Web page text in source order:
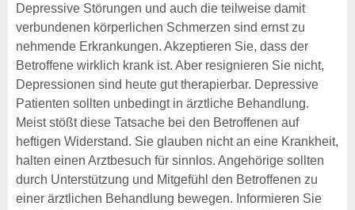
Depressive Störungen und auch die teilweise damit
verbundenen körperlichen Schmerzen sind ernst zu
nehmende Erkrankungen. Akzeptieren Sie, dass der
Betroffene wirklich krank ist. Aber resignieren Sie nicht,
Depressionen sind heute gut therapierbar. Depressive
Patienten sollten unbedingt in ärztliche Behandlung.
Meist stößt diese Tatsache bei den Betroffenen auf
heftigen Widerstand. Sie glauben nicht an eine Krankheit,
halten einen Arztbesuch für sinnlos. Angehörige sollten
durch Unterstützung und Mitgefühl den Betroffenen zu
einer ärztlichen Behandlung bewegen. Informieren Sie